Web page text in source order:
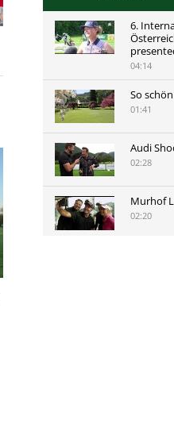
6.
04:14
So
01:41
Audi
02:28
Murhof
02:20